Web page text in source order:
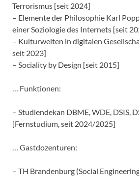
Terrorismus [seit 2024]
– Elemente der Philosophie Karl
einer Soziologie des Internets [seit
– Kulturwelten in digitalen
seit 2023]
– Sociality by Design [seit 2015]
… Funktionen:
– Studiendekan DBME, WDE, DSIS,
[Fernstudium, seit 2024/2025]
… Gastdozenturen:
– TH Brandenburg (Social